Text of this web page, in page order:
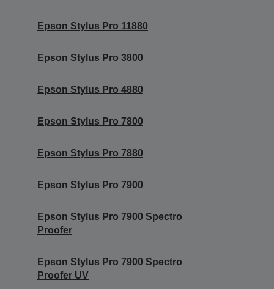
Epson Stylus Pro 11880
Epson Stylus Pro 3800
Epson Stylus Pro 4880
Epson Stylus Pro 7800
Epson Stylus Pro 7880
Epson Stylus Pro 7900
Epson Stylus Pro 7900 Spectro
Proofer
Epson Stylus Pro 7900 Spectro
Proofer UV